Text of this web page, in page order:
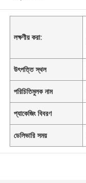
লক্ষণীয় করা:
উৎপত্তি স্থল
পরিচিতিমুলক নাম
প্যাকেজিং বিবরণ
ডেলিভারি সময়